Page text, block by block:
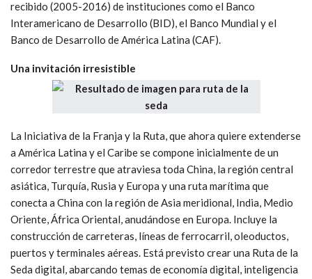
recibido (2005-2016) de instituciones como el Banco
Interamericano de Desarrollo (BID), el Banco Mundial y el
Banco de Desarrollo de América Latina (CAF).
Una invitación irresistible
La Iniciativa de la Franja y la Ruta, que ahora quiere extenderse
a América Latina y el Caribe se compone inicialmente de un
corredor terrestre que atraviesa toda China, la región central
asiática, Turquía, Rusia y Europa y una ruta marítima que
conecta a China con la región de Asia meridional, India, Medio
Oriente, África Oriental, anudándose en Europa. Incluye la
construcción de carreteras, líneas de ferrocarril, oleoductos,
puertos y terminales aéreas. Está previsto crear una Ruta de la
Seda digital, abarcando temas de economía digital, inteligencia